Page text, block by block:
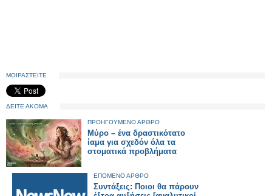
ΜΟΙΡΑΣΤΕΙΤΕ
ΔΕΙΤΕ ΑΚΟΜΑ
ΠΡΟΗΓΟΥΜΕΝΟ ΑΡΘΡΟ
Μύρο – ένα δραστικότατο
ίαμα για σχεδόν όλα τα
στοματικά προβλήματα
ΕΠΟΜΕΝΟ ΑΡΘΡΟ
Συντάξεις: Ποιοι θα πάρουν